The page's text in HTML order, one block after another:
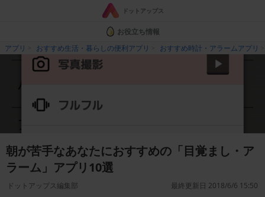
ドットアップス
お役立ち情報
アプリ
おすすめ生活・暮らしの便利アプリ おすすめ時計・アラームアプリ
朝が苦手なあなたにおすすめの「目覚まし・ア
ラーム」アプリ10選
ドットアップス編集部 最終更新日 2018/6/6 15:50